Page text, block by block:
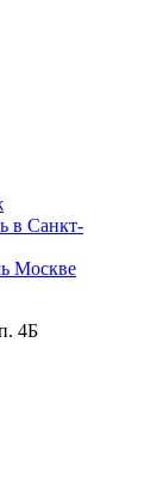
в Санкт-
Москве
4Б